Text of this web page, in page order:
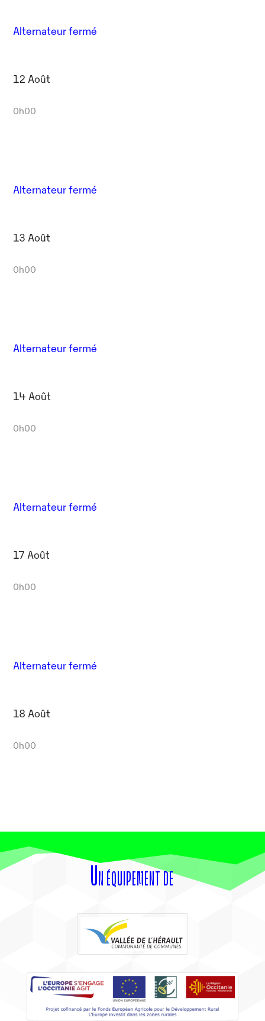
Alternateur fermé
12 Août
0h00
Alternateur fermé
13 Août
0h00
Alternateur fermé
14 Août
0h00
Alternateur fermé
17 Août
0h00
Alternateur fermé
18 Août
0h00
Un équipement de